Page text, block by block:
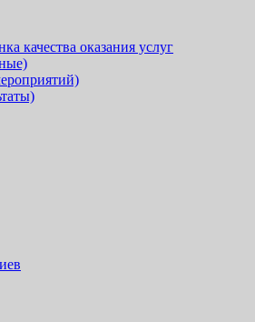
качества оказания услуг